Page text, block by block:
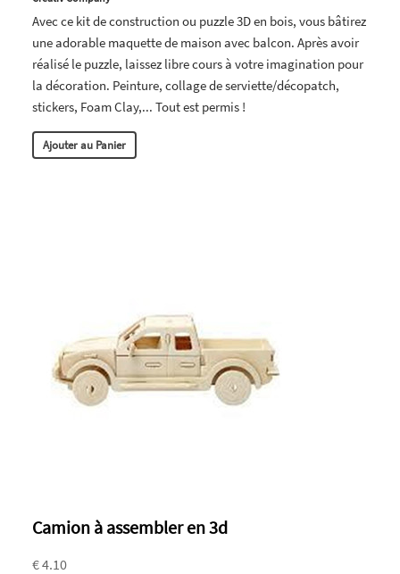
Avec ce kit de construction ou puzzle 3D en bois, vous bâtirez
une adorable maquette de maison avec balcon. Après avoir
réalisé le puzzle, laissez libre cours à votre imagination pour
la décoration. Peinture, collage de serviette/décopatch,
stickers, Foam Clay,... Tout est permis !
Ajouter au Panier
Camion à assembler en 3d
€ 4.10